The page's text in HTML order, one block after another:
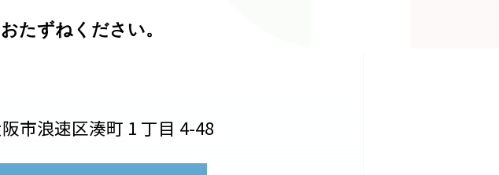
たずねください。
市浪速区湊町 1 丁目 4-48